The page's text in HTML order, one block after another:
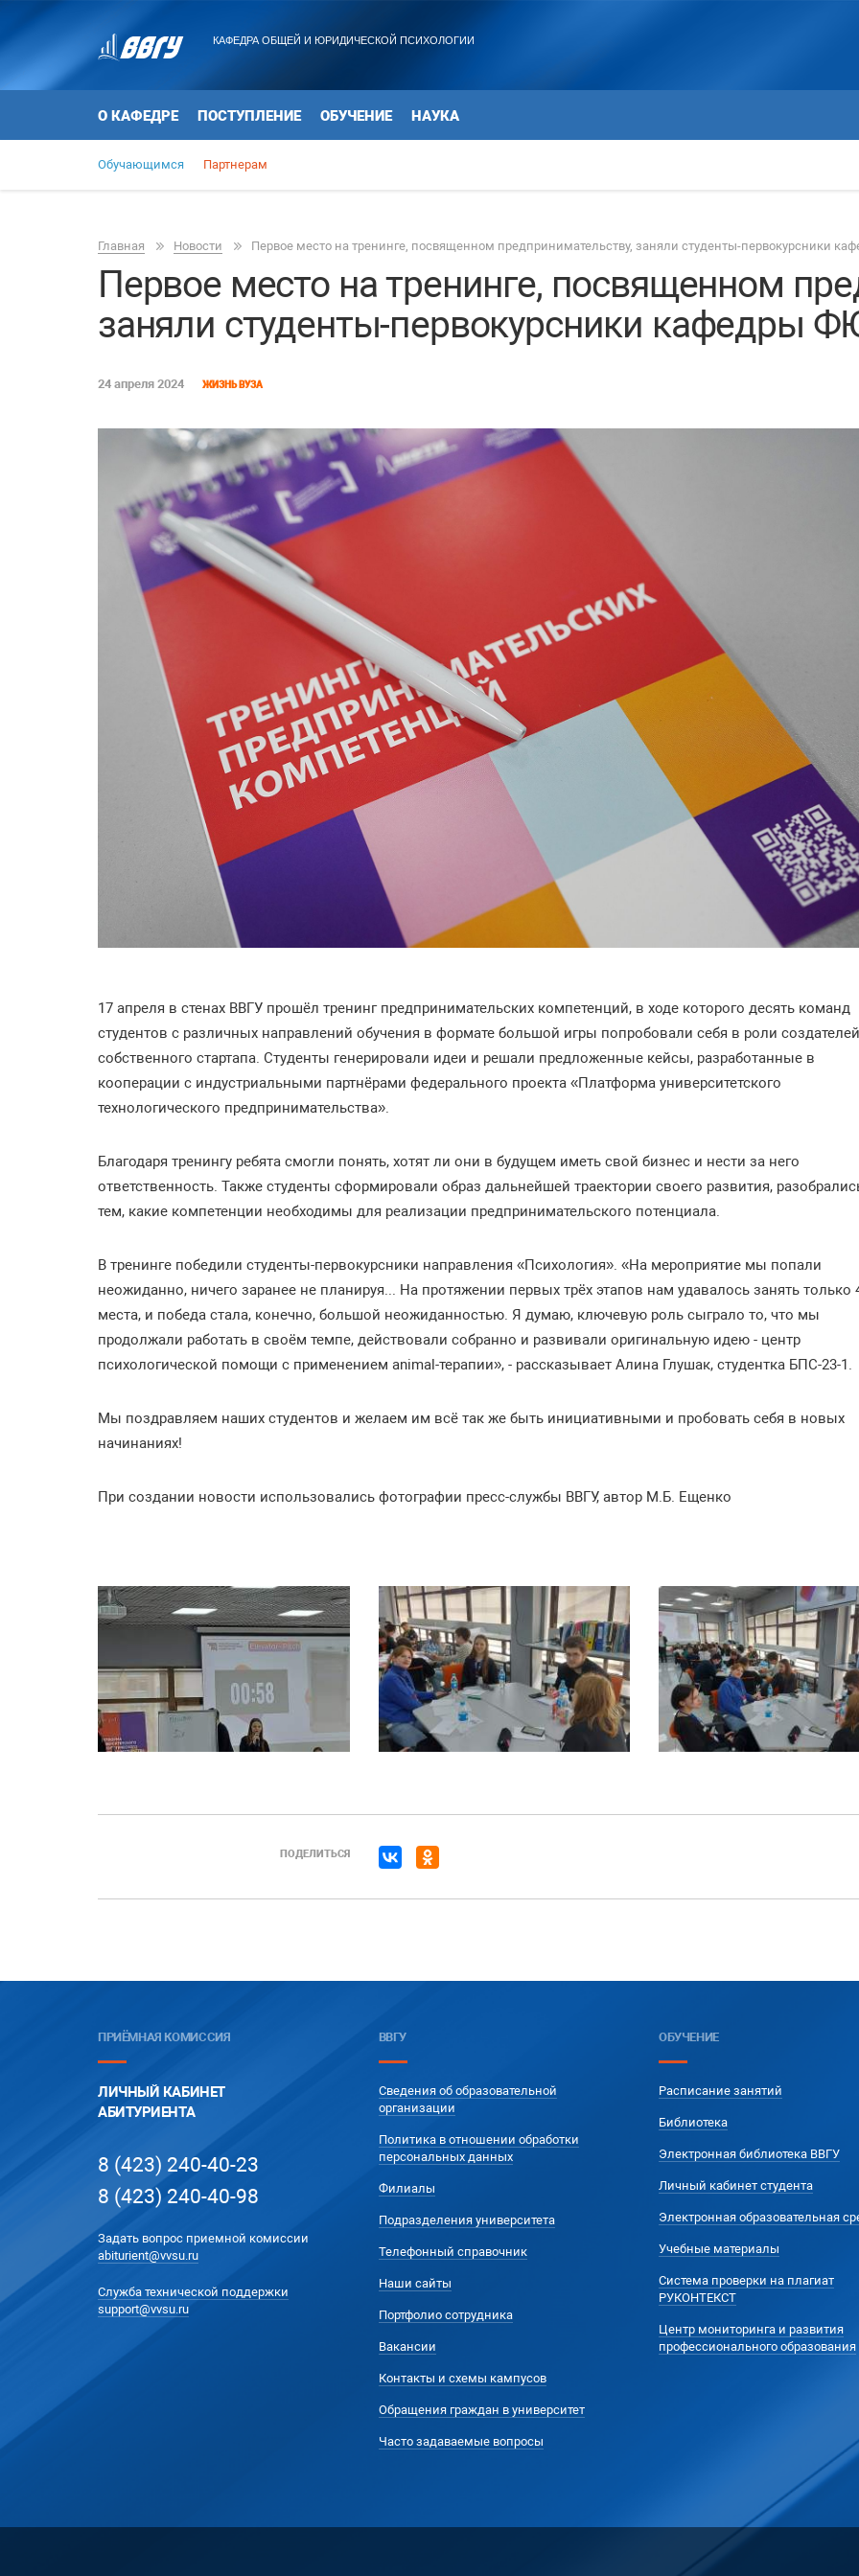
КАФЕДРА ОБЩЕЙ И ЮРИДИЧЕСКОЙ ПСИХОЛОГИИ
О КАФЕДРЕ ПОСТУПЛЕНИЕ ОБУЧЕНИЕ НАУКА
Обучающимся Партнерам
Главная Новости Первое место на тренинге, посвященном предпринимательству, заняли студенты-первокурсники
Первое место на тренинге, посвященном
заняли студенты-первокурсники кафедры
24 апреля 2024 ЖИЗНЬ ВУЗА
17 апреля в стенах ВВГУ прошёл тренинг предпринимательских компетенций, в ходе которого десять команд
студентов с различных направлений обучения в формате большой игры попробовали себя в роли создателей
собственного стартапа. Студенты генерировали идеи и решали предложенные кейсы, разработанные в
кооперации с индустриальными партнёрами федерального проекта «Платформа университетского
технологического предпринимательства».
Благодаря тренингу ребята смогли понять, хотят ли они в будущем иметь свой бизнес и нести за него
ответственность. Также студенты сформировали образ дальнейшей траектории своего развития,
тем, какие компетенции необходимы для реализации предпринимательского потенциала.
В тренинге победили студенты-первокурсники направления «Психология». «На мероприятие мы попали
неожиданно, ничего заранее не планируя... На протяжении первых трёх этапов нам удавалось занять только
места, и победа стала, конечно, большой неожиданностью. Я думаю, ключевую роль сыграло то, что мы
продолжали работать в своём темпе, действовали собранно и развивали оригинальную идею - центр
психологической помощи с применением animal-терапии», - рассказывает Алина Глушак, студентка БПС-23-1.
Мы поздравляем наших студентов и желаем им всё так же быть инициативными и пробовать себя в новых
начинаниях!
При создании новости использовались фотографии пресс-службы ВВГУ, автор М.Б. Ещенко
ПОДЕЛИТЬСЯ
ПРИЁМНАЯ КОМИССИЯ
ЛИЧНЫЙ КАБИНЕТ
АБИТУРИЕНТА
8 (423) 240-40-23
8 (423) 240-40-98
Задать вопрос приемной комиссии
abiturient@vvsu.ru
Служба технической поддержки
support@vvsu.ru
ВВГУ
Сведения об образовательной
организации
Политика в отношении обработки
персональных данных
Филиалы
Подразделения университета
Телефонный справочник
Наши сайты
Портфолио сотрудника
Вакансии
Контакты и схемы кампусов
Обращения граждан в университет
Часто задаваемые вопросы
ОБУЧЕНИЕ
Расписание занятий
Библиотека
Электронная библиотека ВВГУ
Личный кабинет студента
Электронная образовательная
Учебные материалы
Система проверки на плагиат
РУКОНТЕКСТ
Центр мониторинга и развития
профессионального образования